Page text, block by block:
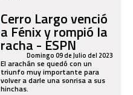
Cerro Largo venció
a Fénix y rompió la
racha - ESPN
Domingo 09 de Julio del 2023
El arachán se quedó con un
triunfo muy importante para
volver a darle una sonrisa a sus
hinchas.